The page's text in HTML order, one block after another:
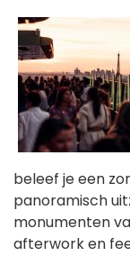
beleef je een
panoramisch
monumenten
afterwork en